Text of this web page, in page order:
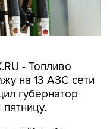
- Топливо
на 13 АЗС сети
губернатор